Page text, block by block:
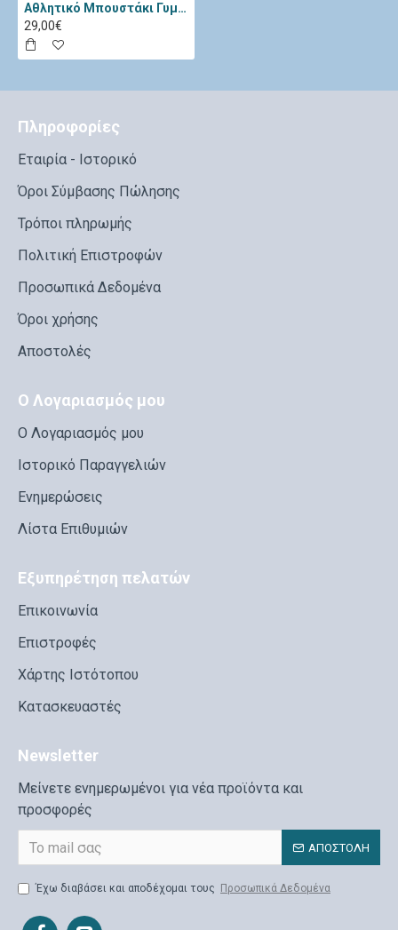
Αθλητικό Μπουστάκι Γυμναστικής - Lorin Γκρι L-5166
29,00€
Πληροφορίες
Εταιρία - Ιστορικό
Όροι Σύμβασης Πώλησης
Τρόποι πληρωμής
Πολιτική Επιστροφών
Προσωπικά Δεδομένα
Όροι χρήσης
Αποστολές
Ο Λογαριασμός μου
Ο Λογαριασμός μου
Ιστορικό Παραγγελιών
Ενημερώσεις
Λίστα Επιθυμιών
Εξυπηρέτηση πελατών
Επικοινωνία
Επιστροφές
Χάρτης Ιστότοπου
Κατασκευαστές
Newsletter
Μείνετε ενημερωμένοι για νέα προϊόντα και
προσφορές
ΑΠΟΣΤΟΛΉ
Έχω διαβάσει και αποδέχομαι τους Προσωπικά Δεδομένα